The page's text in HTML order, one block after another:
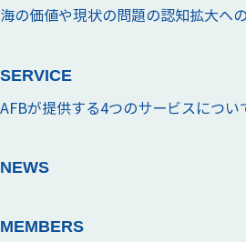
海の価値や現状の問題の認知拡大へ
SERVICE
AFBが提供する4つのサービスについ
NEWS
MEMBERS